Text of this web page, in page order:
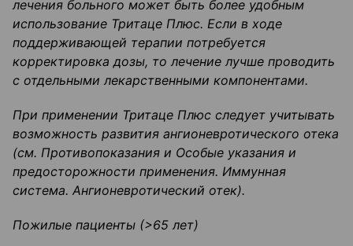
лечения больного может быть более удобным
использование Тритаце Плюс. Если в ходе
поддерживающей терапии потребуется
корректировка дозы, то лечение лучше проводить
с отдельными лекарственными компонентами.
При применении Тритаце Плюс следует учитывать
возможность развития ангионевротического отека
(см. Противопоказания и Особые указания и
предосторожности применения. Иммунная
система. Ангионевротический отек).
Пожилые пациенты (>65 лет)